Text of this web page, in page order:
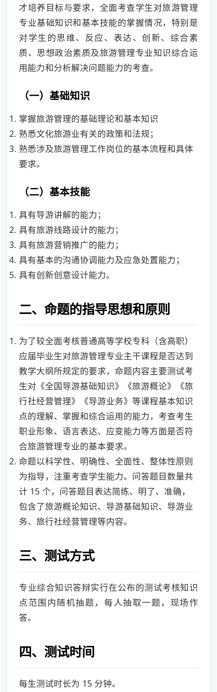
才培养目标与要求，全面考查学生对旅游管理
专业基础知识和基本技能的掌握情况，特别是
对学生的思维、反应、表达、创新、综合素
质、思想政治素质及旅游管理专业知识综合运
用能力和分析解决问题能力的考查。
（一）基础知识
掌握旅游管理的基础理论和基本知识
熟悉文化旅游业有关的政策和法规；
熟悉涉及旅游管理工作岗位的基本流程和具体
要求。
（二）基本技能
具有导游讲解的能力；
具有旅游线路设计的能力；
具有旅游营销推广的能力；
具有基本的沟通协调能力及应急处置能力；
具有创新创意设计能力。
二、命题的指导思想和原则
为了较全面考核普通高等学校专科（含高职）
应届毕业生对旅游管理专业主干课程是否达到
教学大纲所规定的要求，命题内容主要测试考
生对《全国导游基础知识》《旅游概论》《旅
行社经营管理》《导游业务》等课程基本知识
点的理解、掌握和综合运用的能力，考查考生
职业形象、语言表达、应变能力等方面是否符
合旅游管理专业的基本要求。
命题以科学性、明确性、全面性、整体性原则
为指导，注重考查学生能力。问答题目数量共
计 15 个，问答题目表达简练、明了、准确，
包含了旅游概论知识、导游基础知识、导游业
务、旅行社经营管理等内容。
三、测试方式
专业综合知识答辩实行在公布的测试考核知识
点范围内随机抽题，每人抽取一题，现场作
答。
四、测试时间
每生测试时长为 15 分钟。